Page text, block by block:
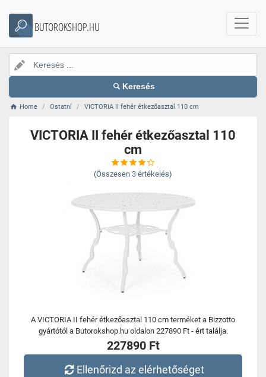
BUTOROKSHOP.HU
Keresés
Home Ostatní VICTORIA II fehér étkezőasztal 110 cm
VICTORIA II fehér étkezőasztal 110
cm
(Összesen 3 értékelés)
A VICTORIA II fehér étkezőasztal 110 cm terméket a Bizzotto
gyártótól a Butorokshop.hu oldalon 227890 Ft - ért találja.
227890 Ft
Ellenőrizd az elérhetőséget